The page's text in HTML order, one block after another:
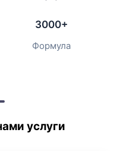
3000+
Формула
услуги